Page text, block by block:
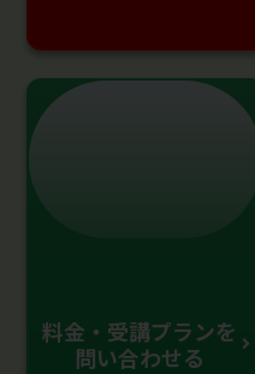
料金・受講プランを
問い合わせる